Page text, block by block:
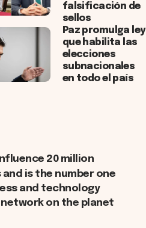
falsificación de
sellos
Paz promulga ley
que habilita las
elecciones
subnacionales
en todo el país
20 million
and is the number one
and technology
network on the planet